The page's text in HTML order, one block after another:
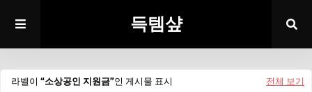
득템샾
라벨이 소상공인 지원금 인 게시물 표시 전체 보기